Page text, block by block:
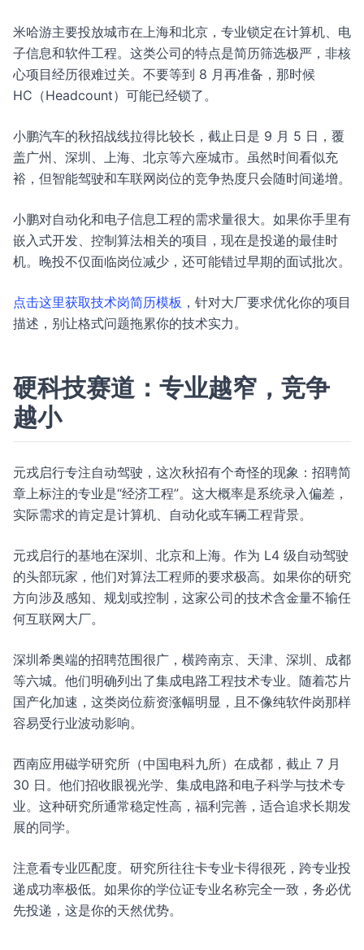
米哈游主要投放城市在上海和北京，专业锁定在计算机、电
子信息和软件工程。这类公司的特点是简历筛选极严，非核
心项目经历很难过关。不要等到 8 月再准备，那时候
HC（Headcount）可能已经锁了。
小鹏汽车的秋招战线拉得比较长，截止日是 9 月 5 日，覆
盖广州、深圳、上海、北京等六座城市。虽然时间看似充
裕，但智能驾驶和车联网岗位的竞争热度只会随时间递增。
小鹏对自动化和电子信息工程的需求量很大。如果你手里有
嵌入式开发、控制算法相关的项目，现在是投递的最佳时
机。晚投不仅面临岗位减少，还可能错过早期的面试批次。
点击这里获取技术岗简历模板 ，针对大厂要求优化你的项目
描述，别让格式问题拖累你的技术实力。
硬科技赛道：专业越窄，竞争
越小
元戎启行专注自动驾驶，这次秋招有个奇怪的现象：招聘简
章上标注的专业是“经济工程”。这大概率是系统录入偏差，
实际需求的肯定是计算机、自动化或车辆工程背景。
元戎启行的基地在深圳、北京和上海。作为 L4 级自动驾驶
的头部玩家，他们对算法工程师的要求极高。如果你的研究
方向涉及感知、规划或控制，这家公司的技术含金量不输任
何互联网大厂。
深圳希奥端的招聘范围很广，横跨南京、天津、深圳、成都
等六城。他们明确列出了集成电路工程技术专业。随着芯片
国产化加速，这类岗位薪资涨幅明显，且不像纯软件岗那样
容易受行业波动影响。
西南应用磁学研究所（中国电科九所）在成都，截止 7 月
30 日。他们招收眼视光学、集成电路和电子科学与技术专
业。这种研究所通常稳定性高，福利完善，适合追求长期发
展的同学。
注意看专业匹配度。研究所往往卡专业卡得很死，跨专业投
递成功率极低。如果你的学位证专业名称完全一致，务必优
先投递，这是你的天然优势。